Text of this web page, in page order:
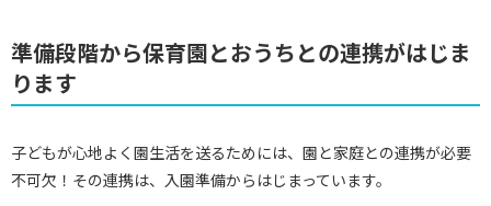
準備段階から保育園とおうちとの連携がはじま
ります
子どもが心地よく園生活を送るためには、園と家庭との連携が必要
不可欠！その連携は、入園準備からはじまっています。